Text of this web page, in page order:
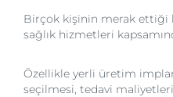
Birçok kişinin merak ettiği
sağlık hizmetleri
Özellikle yerli üretim
seçilmesi, tedavi